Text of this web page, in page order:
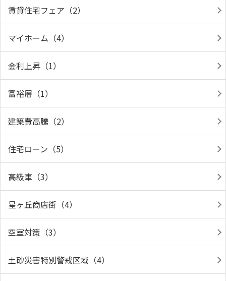
賃貸住宅フェア（2）
マイホーム（4）
金利上昇（1）
富裕層（1）
建築費高騰（2）
住宅ローン（5）
高級車（3）
星ヶ丘商店街（4）
空室対策（3）
土砂災害特別警戒区域（4）